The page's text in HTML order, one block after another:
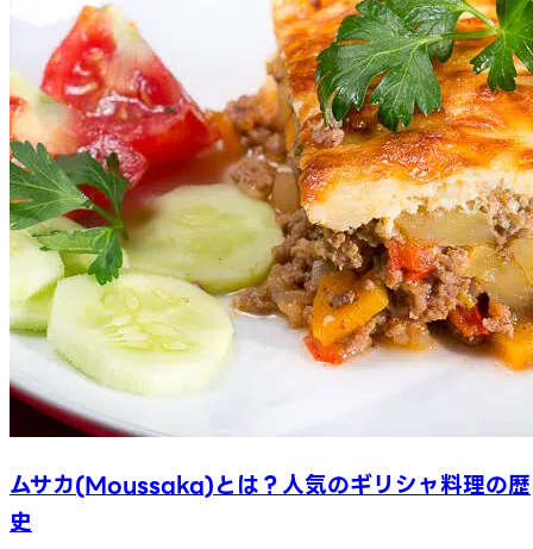
ムサカ(Moussaka)とは？人気のギリシャ料理の歴
史